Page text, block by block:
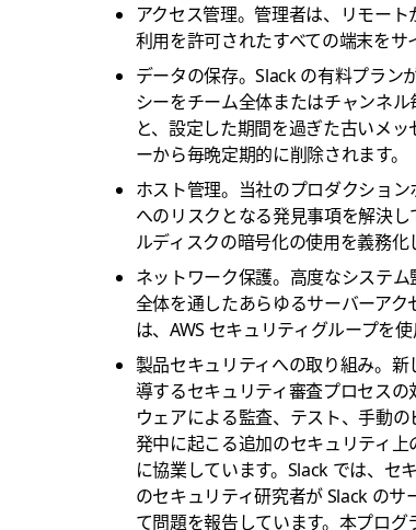
アクセス管理。 管理者は、リモート
利用を許可されたすべての端末をサ
データの保存。Slack の有料プラン
シーをチーム全体またはチャンネ
と、設定した期間を過ぎた古いメ
ーから毎晩定期的に削除されます。
ホスト管理。 当社のプロダクショ
へのリスクとなる発見事項を解決
ルディスクの暗号化の使用を義務化
ネットワーク保護。 高度なシステ
全体を通したあらゆるサーバーア
は、AWS セキュリティグループを
製品セキュリティへの取り組み。 新
導するセキュリティ審査プロセス
ウェアによる監査、テスト、手動
発中に起こる追加のセキュリティ
に協業しています。Slack では、セ
のセキュリティ研究者が Slack の
て問題を報告しています。本プログ